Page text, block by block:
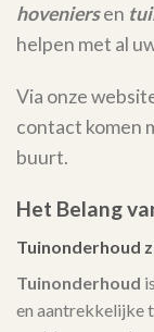
hoveniersen
helpen met al
Via onze
contact komen
buurt.
Het Belang
Tuinonderhoud
Tuinonderhoud
en aantrekkelijke